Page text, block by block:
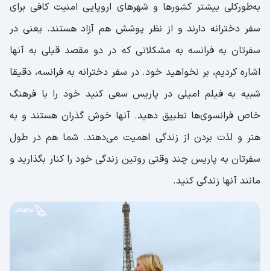
به‌طورکلی بیشتر کشورها و شهرهای اروپایی امنیت کافی برای
سفر دخترانه دارند و از نظر پوشش هم آزاد هستند. یعنی در
سفرتان به فرانسه به مشکلاتی که در دو مقصد قبلی به آنها
اشاره کردیم، بر نخواهید خود. در سفر دخترانه به فرانسه، دقیقا
شبیه به فیلم امیلی در پاریس سعی کنید خود را با فرهنگ
خاص فرانسوی‌ها تطبیق دهید. آنها خوش گذران هستند و به
هنر و لذت بردن از زندگی اهمیت می‌دهند. شما هم در طول
سفرتان به پاریس چند وقتی روتین زندگی خود را کنار بگذارید و
مانند آنها زندگی کنید.